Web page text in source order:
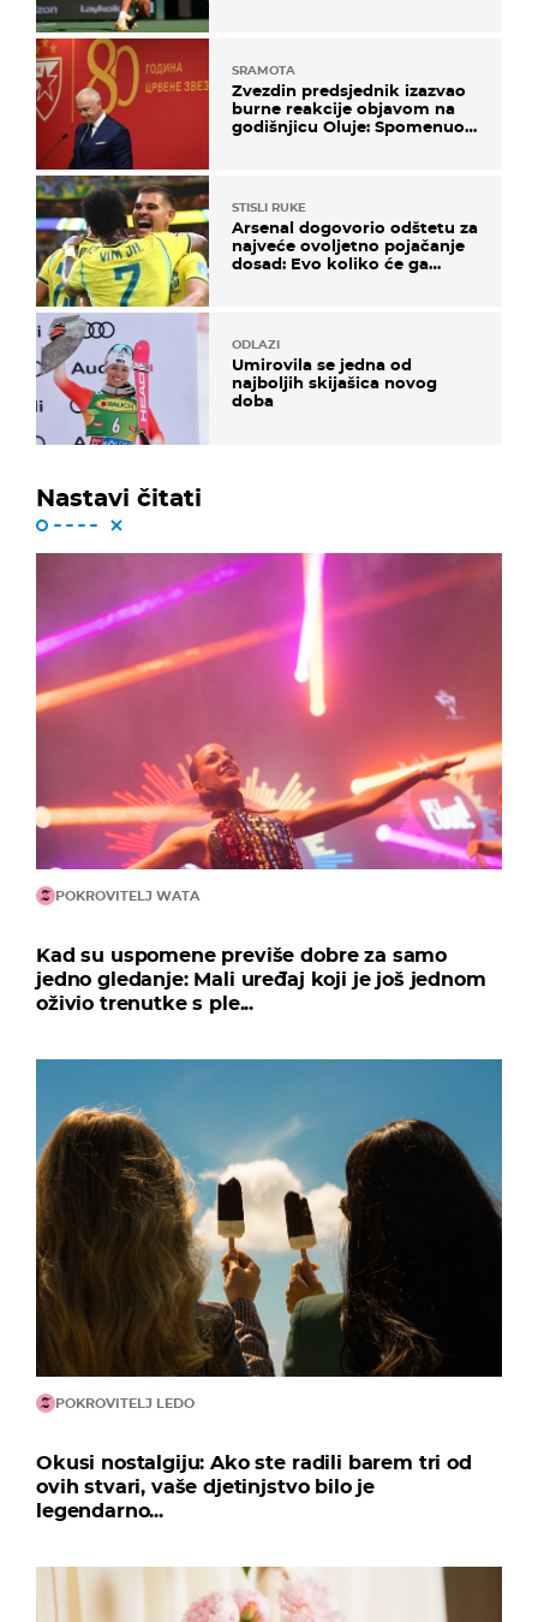
SRAMOTA
Zvezdin predsjednik izazvao
burne reakcije objavom na
godišnjicu Oluje: Spomenuo
STISLI RUKE
Arsenal dogovorio odštetu za
najveće ovoljetno pojačanje
dosad: Evo koliko će ga
ODLAZI
Umirovila se jedna od
najboljih skijašica novog
doba
Nastavi čitati
POKROVITELJ WATA
Kad su uspomene previše dobre za samo
jedno gledanje: Mali uređaj koji je još jednom
oživio trenutke s ple...
POKROVITELJ LEDO
Okusi nostalgiju: Ako ste radili barem tri od
ovih stvari, vaše djetinjstvo bilo je
legendarno...